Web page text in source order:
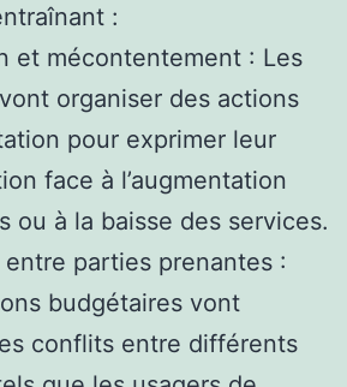
:
et mécontentement : Les
organiser des actions
pour exprimer leur
face à l’augmentation
ou à la baisse des services.
entre parties prenantes :
budgétaires vont
conflits entre différents